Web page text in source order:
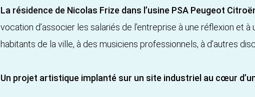
La résidence de Nicolas Frize dans l’usine PSA Peugeot
vocation d’associer les salariés de l’entreprise à une réflexion et à
habitants de la ville, à des musiciens professionnels, à d’autres
Un projet artistique implanté sur un site industriel au cœur